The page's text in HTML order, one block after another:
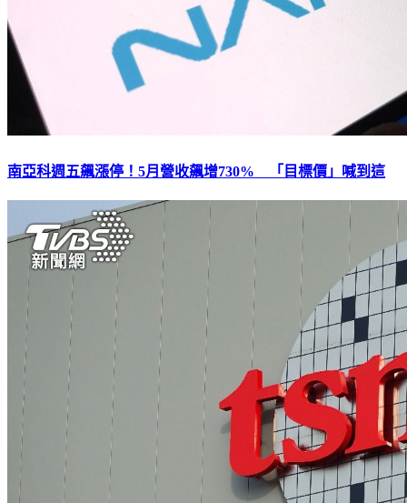
南亞科週五飆漲停！5月營收飆增730% 「目標價」喊到這